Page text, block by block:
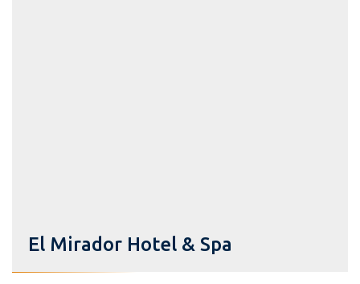
El Mirador Hotel & Spa